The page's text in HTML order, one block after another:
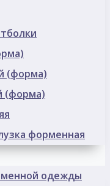
(форма)
(форма)
форменная
одежды